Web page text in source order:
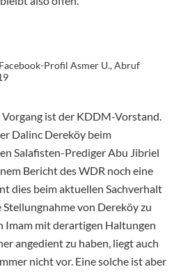
Profil Asmer U., Abruf
ist der KDDM-Vorstand.
Dalinc Dereköy beim
Salafisten-Prediger Abu Jibriel
Bericht des WDR noch eine
dies beim aktuellen Sachverhalt
Stellungnahme von Dereköy zu
Imam mit derartigen Haltungen
angedient zu haben, liegt auch
nicht vor. Eine solche ist aber